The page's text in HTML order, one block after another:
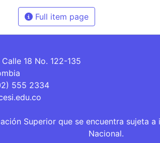
Full item page
18 No. 122-135
555 2334
Superior que se encuentra sujeta
Nacional.